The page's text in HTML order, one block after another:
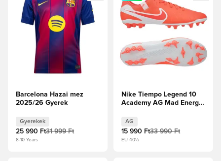
Barcelona Hazai mez
2025/26 Gyerek
Gyerekek
25 990 Ft31 999 Ft
8-10 Years
Nike Tiempo Legend 10
Academy AG Mad Energy
AG
15 990 Ft33 990 Ft
EU 40½